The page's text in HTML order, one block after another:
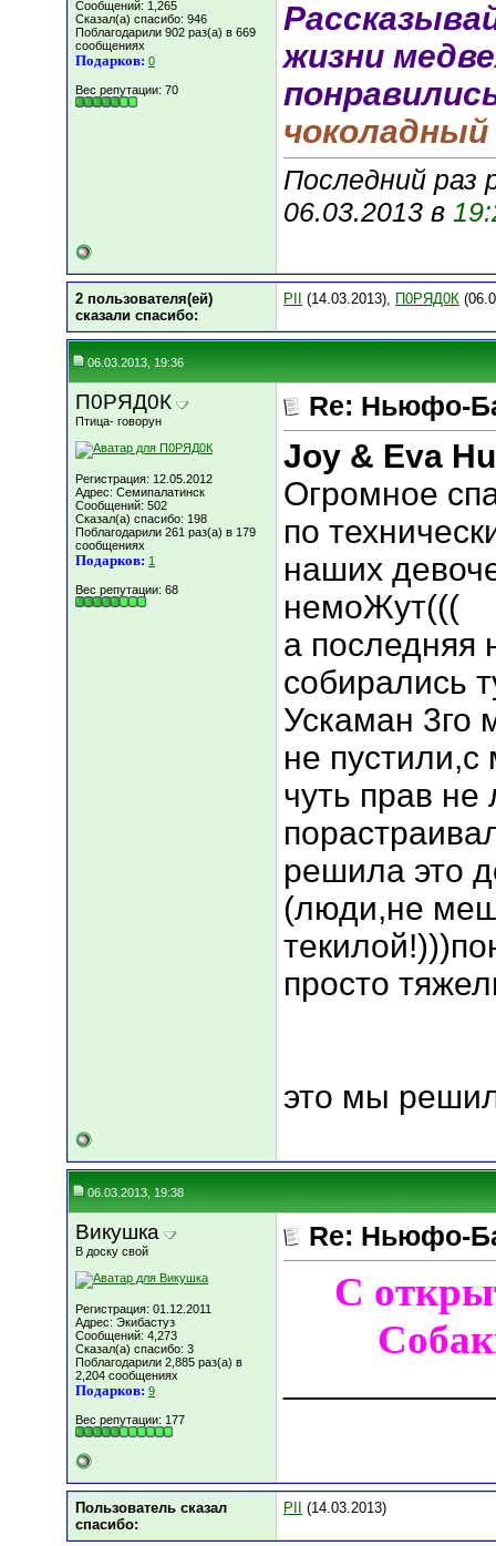
Сообщений: 1,265
Сказал(а) спасибо: 946
Поблагодарили 902 раз(а) в 669
сообщениях
Подарков: 0
Вес репутации: 70
жизни
чоколадный
Последний раз
06.03.2013 в
2 пользователя(ей)
сказали cпасибо:
PII (14.03.2013), П0РЯД0К
06.03.2013, 19:36
П0РЯД0К
Птица- говорун
Регистрация: 12.05.2012
Адрес: Семипалатинск
Сообщений: 502
Сказал(а) спасибо: 198
Поблагодарили 261 раз(а) в 179
сообщениях
Подарков: 1
Вес репутации: 68
Re: Ньюфо-
Joy & Eva
Огромное
по
наших
немоЖут(((
а последняя
собирались
Ускаман 3го
не пустили,с
чуть прав
решила это
(люди,не
просто
это мы
06.03.2013, 19:38
Викушка
В доску свой
Регистрация: 01.12.2011
Адрес: Экибастуз
Сообщений: 4,273
Сказал(а) спасибо: 3
Поблагодарили 2,885 раз(а) в
2,204 сообщениях
Подарков: 9
Вес репутации: 177
Re: Ньюфо-
С
Пользователь сказал
cпасибо:
PII (14.03.2013)